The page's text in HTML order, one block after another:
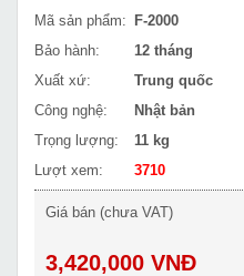
Mã sản phẩm:
F-2000
Bảo hành:
12 tháng
Xuất xứ:
Trung quốc
Công nghệ:
Nhật bản
Trọng lượng:
11 kg
Lượt xem:
3710
Giá bán (chưa VAT)
3,420,000 VNĐ